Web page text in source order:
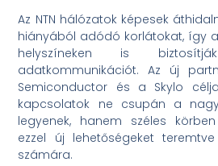
Az NTN hálózatok képesek
hiányából adódó korlátokat, így
helyszíneken is
adatkommunikációt. Az új
Semiconductor és a Skylo
kapcsolatok ne csupán a
legyenek, hanem széles
ezzel új lehetőségeket
számára.